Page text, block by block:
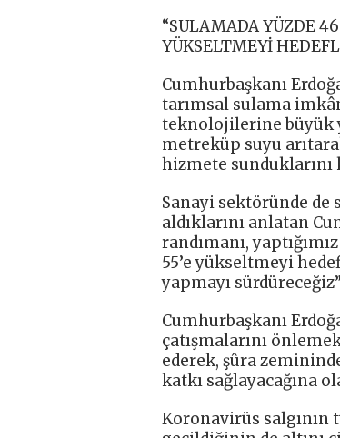
“SULAMADA YÜZDE
YÜKSELTMEYİ
Cumhurbaşkanı
tarımsal sulama
teknolojilerine büyük
metreküp suyu
hizmete sunduklarını
Sanayi sektöründe
aldıklarını anlatan
randımanı,
55’e yükseltmeyi
yapmayı
Cumhurbaşkanı
çatışmalarını
ederek, şûra
katkı sağlayacağına
Koronavirüs